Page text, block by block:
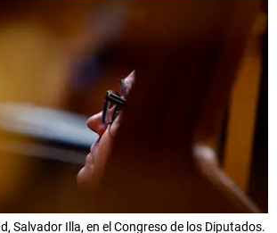
Salvador Illa, en el Congreso de los Diputados.